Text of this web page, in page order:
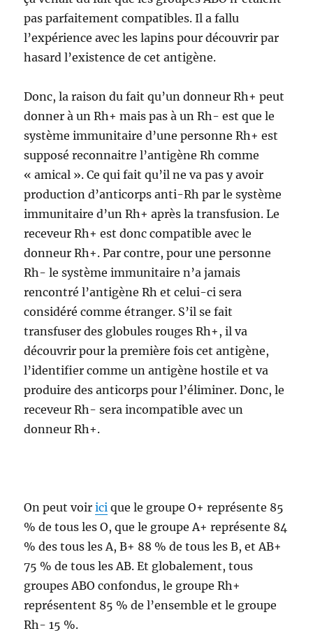
pas parfaitement compatibles. Il a fallu
l’expérience avec les lapins pour découvrir par
hasard l’existence de cet antigène.
Donc, la raison du fait qu’un donneur Rh+ peut
donner à un Rh+ mais pas à un Rh- est que le
système immunitaire d’une personne Rh+ est
supposé reconnaitre l’antigène Rh comme
« amical ». Ce qui fait qu’il ne va pas y avoir
production d’anticorps anti-Rh par le système
immunitaire d’un Rh+ après la transfusion. Le
receveur Rh+ est donc compatible avec le
donneur Rh+. Par contre, pour une personne
Rh- le système immunitaire n’a jamais
rencontré l’antigène Rh et celui-ci sera
considéré comme étranger. S’il se fait
transfuser des globules rouges Rh+, il va
découvrir pour la première fois cet antigène,
l’identifier comme un antigène hostile et va
produire des anticorps pour l’éliminer. Donc, le
receveur Rh- sera incompatible avec un
donneur Rh+.
On peut voirici que le groupe O+ représente 85
% de tous les O, que le groupe A+ représente 84
% des tous les A, B+ 88 % de tous les B, et AB+
75 % de tous les AB. Et globalement, tous
groupes ABO confondus, le groupe Rh+
représentent 85 % de l’ensemble et le groupe
Rh- 15 %.